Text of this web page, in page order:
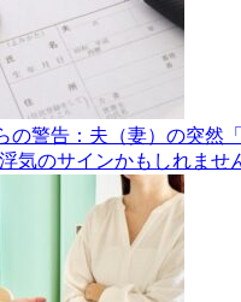
の警告：夫（妻）の突然
気のサインかもしれませ